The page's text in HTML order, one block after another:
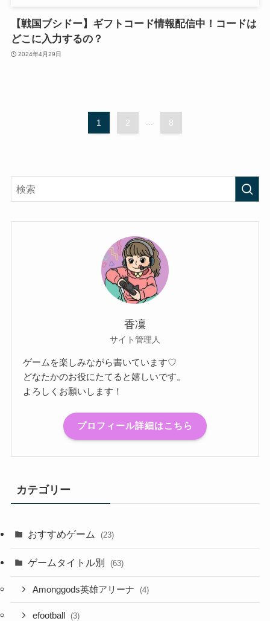
【戦国ブシドー】ギフトコード情報配信中！コードは
どこに入力するの？
2024年4月29日
1 2 ... 8
香凜
サイト管理人
ゲームを楽しみながら書いています♡
どなたかのお役にたてると嬉しいです。
よろしくお願いします！
プロフィール詳細はこちら
カテゴリー
おすすめゲーム (23)
ゲームタイトル別 (63)
Amonggods英雄アリーナ (4)
efootball (3)